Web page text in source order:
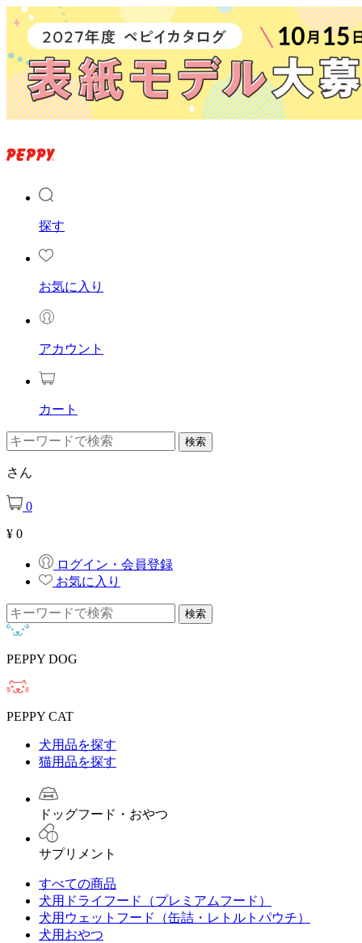
探す
お気に入り
アカウント
カート
さん
0
¥ 0
ログイン・会員登録
お気に入り
PEPPY DOG
PEPPY CAT
犬用品を探す
猫用品を探す
ドッグフード・おやつ
サプリメント
すべての商品
犬用ドライフード（プレミアムフード）
犬用ウェットフード（缶詰・レトルトパウチ）
犬用おやつ